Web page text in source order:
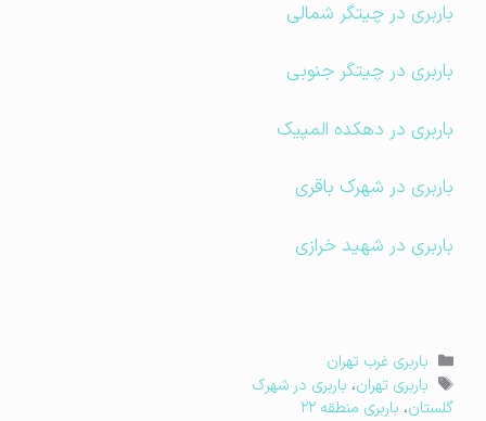
باربری در چیتگر شمالی
باربری در چیتگر جنوبی
باربری در دهکده المپیک
باربری در شهرک باقری
باربری در شهید خرازی
دسته‌ها
باربری غرب تهران
برچسب‌ها
باربری تهران ،باربری در شهرک
گلستان،باربری منطقه ۲۲